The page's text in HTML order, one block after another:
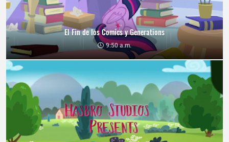
El Fin de los Comics y Generations
9:50 a.m.